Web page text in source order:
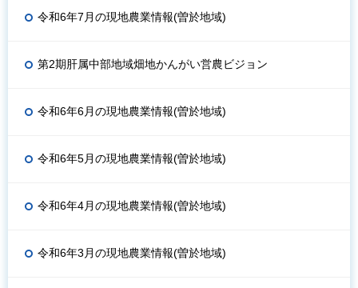
令和6年7月の現地農業情報(曽於地域)
第2期肝属中部地域畑地かんがい営農ビジョン
令和6年6月の現地農業情報(曽於地域)
令和6年5月の現地農業情報(曽於地域)
令和6年4月の現地農業情報(曽於地域)
令和6年3月の現地農業情報(曽於地域)